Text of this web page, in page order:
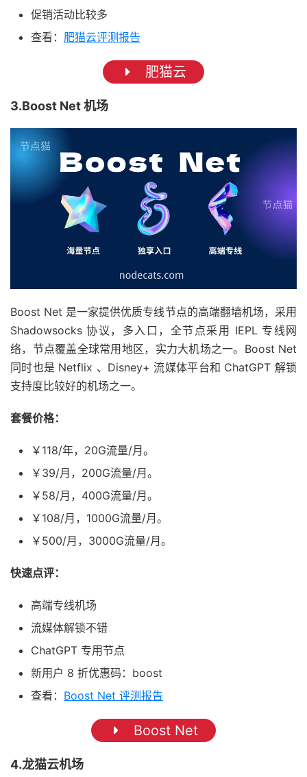
促销活动比较多
查看： 肥猫云评测报告
肥猫云
3.Boost Net 机场
Boost Net 是一家提供优质专线节点的高端翻墙机场，采用
Shadowsocks 协议，多入口，全节点采用 IEPL 专线网
络，节点覆盖全球常用地区，实力大机场之一。Boost Net
同时也是 Netflix 、Disney+ 流媒体平台和 ChatGPT 解锁
支持度比较好的机场之一。
套餐价格：
￥118/年，20G流量/月。
￥39/月，200G流量/月。
￥58/月，400G流量/月。
￥108/月，1000G流量/月。
￥500/月，3000G流量/月。
快速点评：
高端专线机场
流媒体解锁不错
ChatGPT 专用节点
新用户 8 折优惠码：boost
查看： Boost Net 评测报告
Boost Net
4.龙猫云机场